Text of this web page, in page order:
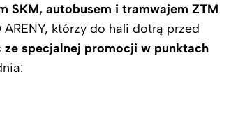
SKM, autobusem i tramwajem ZTM
ARENY, którzy do hali dotrą przed
specjalnej promocji w punktach